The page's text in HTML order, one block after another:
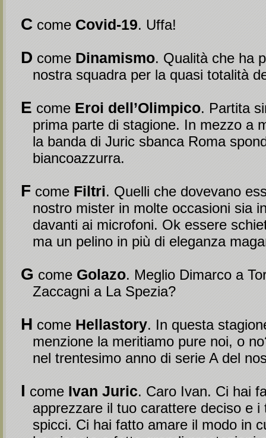
C come Covid-19. Uffa!
D come Dinamismo. Qualità che ha
nostra squadra per la quasi totalità
E come Eroi dell’Olimpico. Partita
prima parte di stagione. In mezzo a
la banda di Juric sbanca Roma
biancoazzurra.
F come Filtri. Quelli che dovevano
nostro mister in molte occasioni sia
davanti ai microfoni. Ok essere
ma un pelino in più di eleganza
G come Golazo. Meglio Dimarco a
Zaccagni a La Spezia?
H come Hellastory. In questa
menzione la meritiamo pure noi, o
nel trentesimo anno di serie A del
I come Ivan Juric. Caro Ivan. Ci hai
apprezzare il tuo carattere deciso e i
spicci. Ci hai fatto amare il modo in